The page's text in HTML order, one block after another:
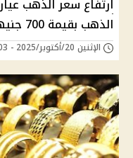
الذهب بقيمة 700 جنيهاً
الإثنين 20/أكتوبر/2025 - 09:03 ص